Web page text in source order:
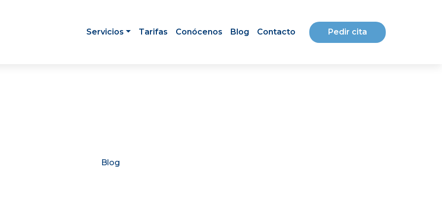
Servicios Tarifas Conócenos Blog Contacto Pedir cita
Blog